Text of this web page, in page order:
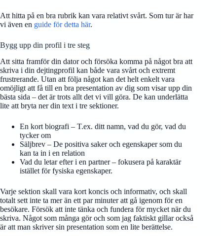
Att hitta på en bra rubrik kan vara relativt svårt. Som tur är har
vi även en guide för detta här.
Bygg upp din profil i tre steg
Att sitta framför din dator och försöka komma på något bra att
skriva i din dejtingprofil kan både vara svårt och extremt
frustrerande. Utan att följa något kan det helt enkelt vara
omöjligt att få till en bra presentation av dig som visar upp din
bästa sida – det är trots allt det vi vill göra. De kan underlätta
lite att bryta ner din text i tre sektioner.
En kort biografi – T.ex. ditt namn, vad du gör, vad du
tycker om
Säljbrev – De positiva saker och egenskaper som du
kan ta in i en relation
Vad du letar efter i en partner – fokusera på karaktär
istället för fysiska egenskaper.
Varje sektion skall vara kort koncis och informativ, och skall
totalt sett inte ta mer än ett par minuter att gå igenom för en
besökare. Försök att inte tänka och fundera för mycket när du
skriva. Något som många gör och som jag faktiskt gillar också
är att man skriver sin presentation som en lite berättelse.